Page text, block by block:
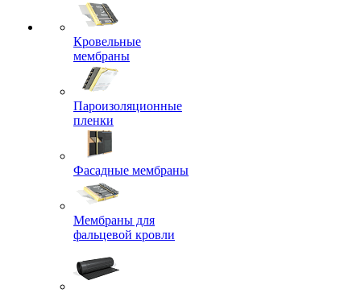
Кровельные
мембраны
Пароизоляционные
пленки
Фасадные мембраны
Мембраны для
фальцевой кровли